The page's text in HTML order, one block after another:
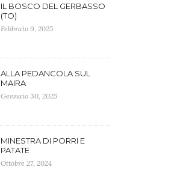
IL BOSCO DEL GERBASSO
(TO)
Febbraio 9, 2025
ALLA PEDANCOLA SUL
MAIRA
Gennaio 30, 2025
MINESTRA DI PORRI E
PATATE
Ottobre 27, 2024